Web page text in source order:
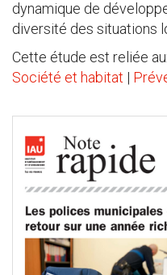
dynamique de
diversité des situations
Cette étude est reliée
Société et habitat |